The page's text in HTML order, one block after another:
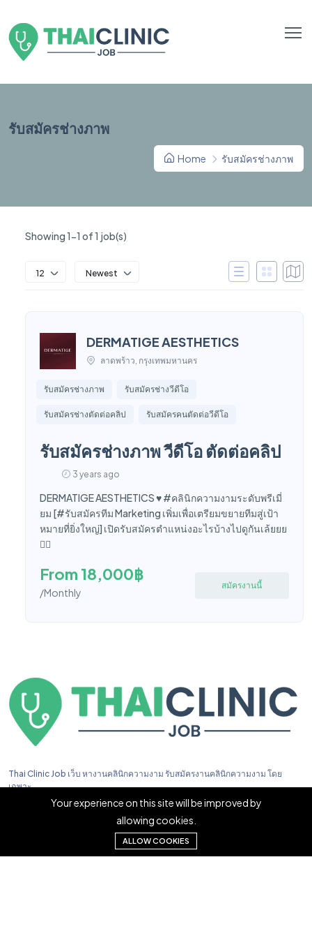
รับสมัครช่างภาพ
Home รับสมัครช่างภาพ
Showing 1-1 of 1 job(s)
12 Newest
DERMATIGE AESTHETICS
ลาดพร้าว, กรุงเทพมหานคร
รับสมัครช่างภาพ รับสมัครช่างวีดีโอ
รับสมัครช่างตัดต่อคลิป รับสมัครคนตัดต่อวีดีโอ
รับสมัครช่างภาพ วีดีโอ ตัดต่อคลิป
3 years ago
DERMATIGE AESTHETICS ♥️ #คลินิกความงามระดับพรีเมี่
ยม [#รับสมัครทีม Marketing เพิ่มเพื่อเตรียมขยายทีมสู่เป้า
หมายที่ยิ่งใหญ่] เปิดรับสมัครตำแหน่งอะไรบ้างไปดูกันเล้ยยย
👇🏼
From 18,000฿
/Monthly
สมัครงานนี้
Thai Clinic Job เว็บ หางานคลินิกความงาม รับสมัครงานคลินิกความงาม โดย
เฉพาะ
Your experience on this site will be improved by
allowing cookies.
ALLOW COOKIES